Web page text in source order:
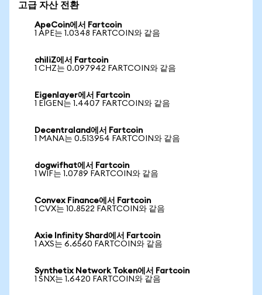
고급 자산 전환
ApeCoin에서 Fartcoin
1 APE는 1.0348 FARTCOIN와 같음
chiliZ에서 Fartcoin
1 CHZ는 0.097942 FARTCOIN와 같음
Eigenlayer에서 Fartcoin
1 EIGEN는 1.4407 FARTCOIN와 같음
Decentraland에서 Fartcoin
1 MANA는 0.513954 FARTCOIN와 같음
dogwifhat에서 Fartcoin
1 WIF는 1.0789 FARTCOIN와 같음
Convex Finance에서 Fartcoin
1 CVX는 10.8522 FARTCOIN와 같음
Axie Infinity Shard에서 Fartcoin
1 AXS는 6.6560 FARTCOIN와 같음
Synthetix Network Token에서 Fartcoin
1 SNX는 1.6420 FARTCOIN와 같음